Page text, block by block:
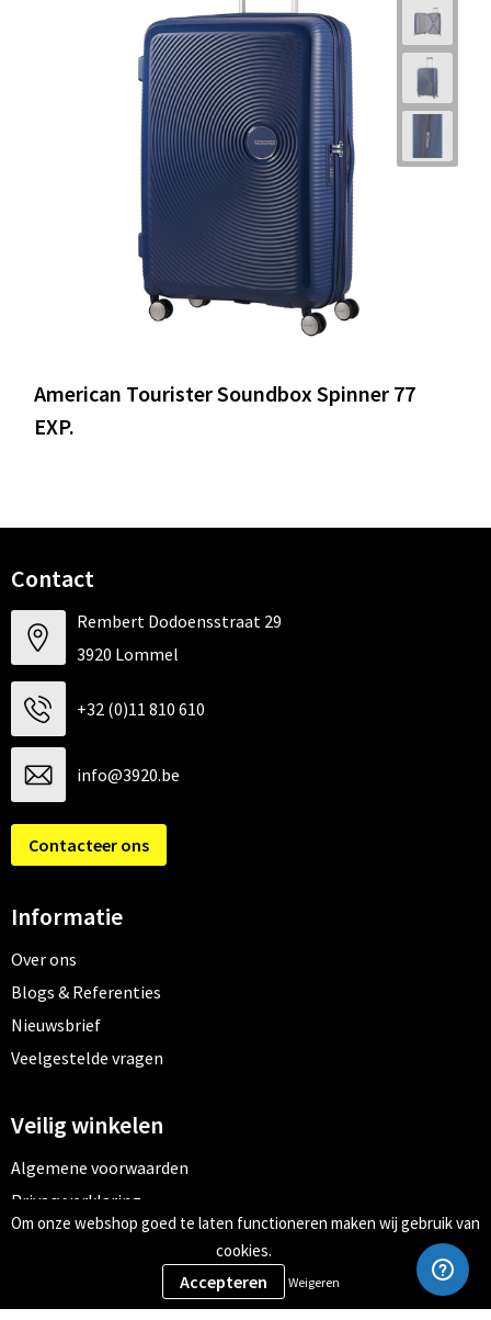
American Tourister Soundbox Spinner 77
EXP.
Contact
Rembert Dodoensstraat 29
3920 Lommel
+32 (0)11 810 610
info@3920.be
Contacteer ons
Informatie
Over ons
Blogs & Referenties
Nieuwsbrief
Veelgestelde vragen
Veilig winkelen
Algemene voorwaarden
Privacyverklaring
Cookiebeleid
Om onze webshop goed te laten functioneren maken wij gebruik van
cookies.
Weigeren